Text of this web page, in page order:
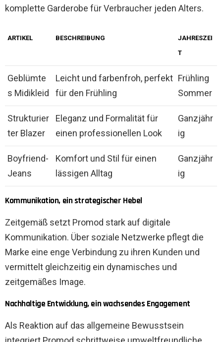
komplette Garderobe für Verbraucher jeden Alters.
ARTIKEL BESCHREIBUNG
JAHRESZEI
T
Geblümte
s Midikleid
Leicht und farbenfroh, perfekt
für den Frühling
Frühling
Sommer
Strukturier
ter Blazer
Eleganz und Formalität für
einen professionellen Look
Ganzjähr
ig
Boyfriend-
Jeans
Komfort und Stil für einen
lässigen Alltag
Ganzjähr
ig
Kommunikation, ein strategischer Hebel
Zeitgemäß setzt Promod stark auf digitale
Kommunikation. Über soziale Netzwerke pflegt die
Marke eine enge Verbindung zu ihren Kunden und
vermittelt gleichzeitig ein dynamisches und
zeitgemäßes Image.
Nachhaltige Entwicklung, ein wachsendes Engagement
Als Reaktion auf das allgemeine Bewusstsein